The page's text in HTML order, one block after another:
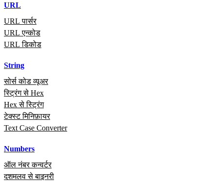
URL
URL पार्सर
URL एन्कोड
URL डिकोड
String
सोर्स कोड व्यूअर
स्ट्रिंग से Hex
Hex से स्ट्रिंग
टेक्स्ट मिनिफ़ायर
Text Case Converter
Numbers
ऑल नंबर कन्वर्टर
दशमलव से बाइनरी